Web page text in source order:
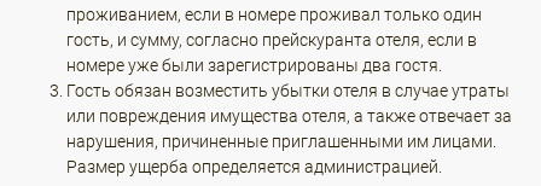
проживанием, если в номере проживал только один
гость, и сумму, согласно прейскуранта отеля, если в
номере уже были зарегистрированы два гостя.
Гость обязан возместить убытки отеля в случае утраты
или повреждения имущества отеля, а также отвечает за
нарушения, причиненные приглашенными им лицами.
Размер ущерба определяется администрацией.